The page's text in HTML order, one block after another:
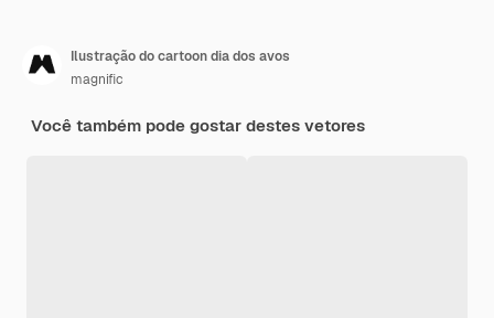
Ilustração do cartoon dia dos avos
magnific
Você também pode gostar destes vetores